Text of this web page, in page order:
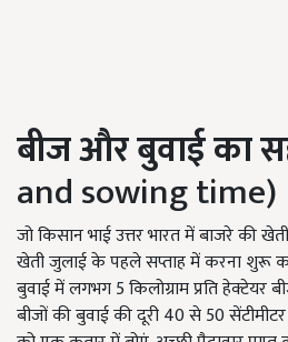
बीज और बुवाई का
and sowing time)
जो किसान भाई उत्तर भारत में बाजरे की
खेती जुलाई के पहले सप्ताह में करना शुरू
बुवाई में लगभग 5 किलोग्राम प्रति हेक्टेयर
बीजों की बुवाई की दूरी 40 से 50